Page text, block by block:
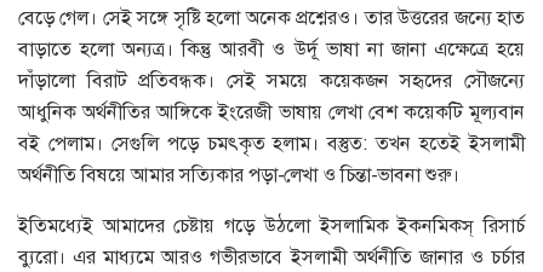
বেড়ে গেল। সেই সঙ্গে সৃষ্টি হলো অনেক প্রশ্নেরও। তার উত্তরের জন্যে হাত
বাড়াতে হলো অন্যত্র। কিন্তু আরবী ও উর্দূ ভাষা না জানা এক্ষেত্রে হয়ে
দাঁড়ালো বিরাট প্রতিবন্ধক। সেই সময়ে কয়েকজন সহৃদের সৌজন্যে
আধুনিক অর্থনীতির আঙ্গিকে ইংরেজী ভাষায় লেখা বেশ কয়েকটি মূল্যবান
বই পেলাম। সেগুলি পড়ে চমৎকৃত হলাম। বস্তুত: তখন হতেই ইসলামী
অর্থনীতি বিষয়ে আমার সত্যিকার পড়া-লেখা ও চিন্তা-ভাবনা শুরু।
ইতিমধ্যেই আমাদের চেষ্টায় গড়ে উঠলো ইসলামিক ইকনমিকস্ রিসার্চ
ব্যুরো। এর মাধ্যমে আরও গভীরভাবে ইসলামী অর্থনীতি জানার ও চর্চার